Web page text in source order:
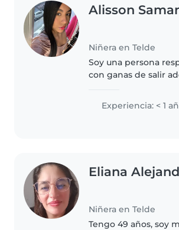
Alisson
Niñera en Telde
Soy una persona
con ganas de salir
y ganarme las cosas
honradamente .
Experiencia: < 1
Eliana
Niñera en Telde
Tengo 49 años, soy